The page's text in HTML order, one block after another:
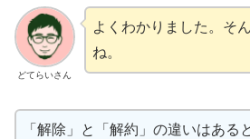
どてらいさん
よくわかりました。そ
ね。
「解除」と「解約」の違いはある